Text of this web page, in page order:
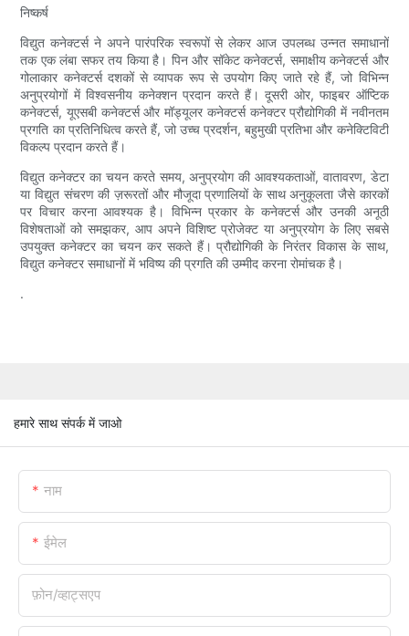
निष्कर्ष
विद्युत कनेक्टर्स ने अपने पारंपरिक स्वरूपों से लेकर आज उपलब्ध उन्नत समाधानों
तक एक लंबा सफर तय किया है। पिन और सॉकेट कनेक्टर्स, समाक्षीय कनेक्टर्स और
गोलाकार कनेक्टर्स दशकों से व्यापक रूप से उपयोग किए जाते रहे हैं, जो विभिन्न
अनुप्रयोगों में विश्वसनीय कनेक्शन प्रदान करते हैं। दूसरी ओर, फाइबर ऑप्टिक
कनेक्टर्स, यूएसबी कनेक्टर्स और मॉड्यूलर कनेक्टर्स कनेक्टर प्रौद्योगिकी में नवीनतम
प्रगति का प्रतिनिधित्व करते हैं, जो उच्च प्रदर्शन, बहुमुखी प्रतिभा और कनेक्टिविटी
विकल्प प्रदान करते हैं।
विद्युत कनेक्टर का चयन करते समय, अनुप्रयोग की आवश्यकताओं, वातावरण, डेटा
या विद्युत संचरण की ज़रूरतों और मौजूदा प्रणालियों के साथ अनुकूलता जैसे कारकों
पर विचार करना आवश्यक है। विभिन्न प्रकार के कनेक्टर्स और उनकी अनूठी
विशेषताओं को समझकर, आप अपने विशिष्ट प्रोजेक्ट या अनुप्रयोग के लिए सबसे
उपयुक्त कनेक्टर का चयन कर सकते हैं। प्रौद्योगिकी के निरंतर विकास के साथ,
विद्युत कनेक्टर समाधानों में भविष्य की प्रगति की उम्मीद करना रोमांचक है।
.
हमारे साथ संपर्क में जाओ
नाम
ईमेल
फ़ोन/व्हाट्सएप